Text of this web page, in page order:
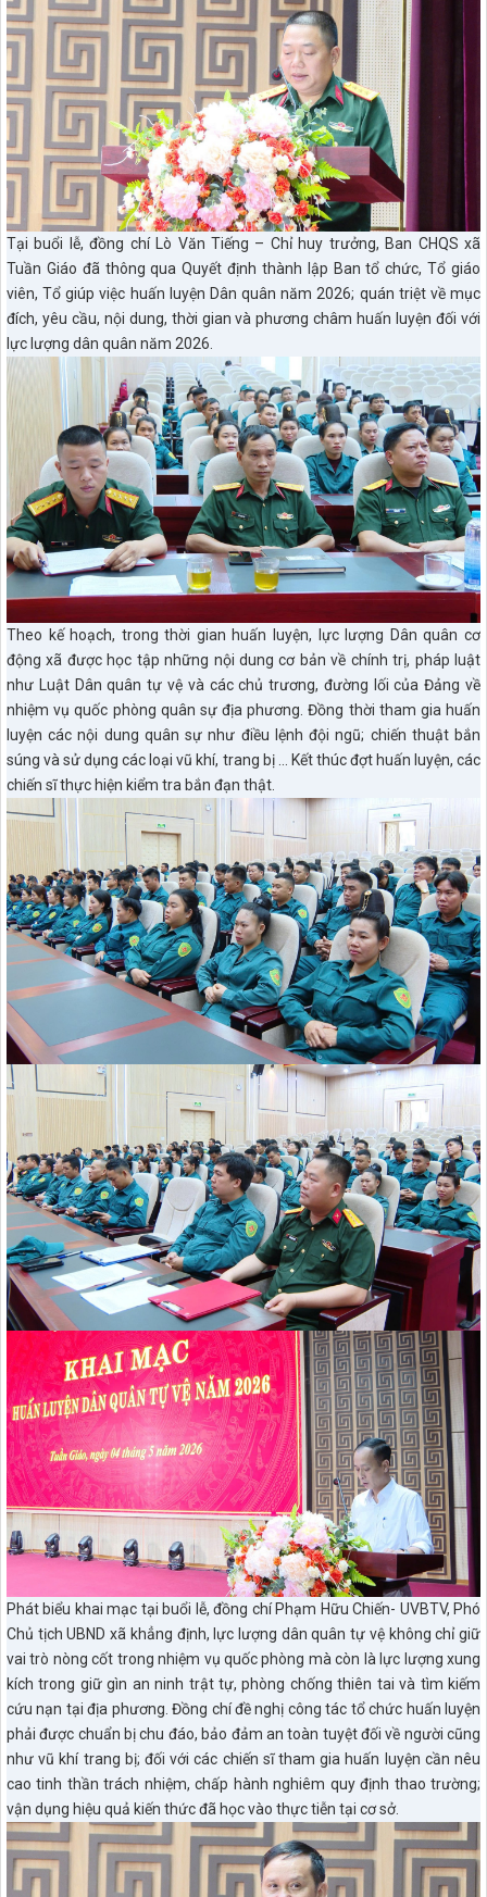
Tại buổi lễ, đồng chí Lò Văn Tiếng – Chỉ huy trưởng, Ban CHQS xã
Tuần Giáo đã thông qua Quyết định thành lập Ban tổ chức, Tổ giáo
viên, Tổ giúp việc huấn luyện Dân quân năm 2026; quán triệt về mục
đích, yêu cầu, nội dung, thời gian và phương châm huấn luyện đối với
lực lượng dân quân năm 2026.
Theo kế hoạch, trong thời gian huấn luyện, lực lượng Dân quân cơ
động xã được học tập những nội dung cơ bản về chính trị, pháp luật
như Luật Dân quân tự vệ và các chủ trương, đường lối của Đảng về
nhiệm vụ quốc phòng quân sự địa phương. Đồng thời tham gia huấn
luyện các nội dung quân sự như điều lệnh đội ngũ; chiến thuật bắn
súng và sử dụng các loại vũ khí, trang bị ... Kết thúc đợt huấn luyện, các
chiến sĩ thực hiện kiểm tra bắn đạn thật.
Phát biểu khai mạc tại buổi lễ, đồng chí Phạm Hữu Chiến- UVBTV, Phó
Chủ tịch UBND xã khẳng định, lực lượng dân quân tự vệ không chỉ giữ
vai trò nòng cốt trong nhiệm vụ quốc phòng mà còn là lực lượng xung
kích trong giữ gìn an ninh trật tự, phòng chống thiên tai và tìm kiếm
cứu nạn tại địa phương. Đồng chí đề nghị công tác tổ chức huấn luyện
phải được chuẩn bị chu đáo, bảo đảm an toàn tuyệt đối về người cũng
như vũ khí trang bị; đối với các chiến sĩ tham gia huấn luyện cần nêu
cao tinh thần trách nhiệm, chấp hành nghiêm quy định thao trường;
vận dụng hiệu quả kiến thức đã học vào thực tiễn tại cơ sở.